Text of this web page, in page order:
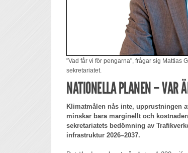
"Vad får vi för pengarna", frågar sig Mattias
sekretariatet.
NATIONELLA PLANEN – VAR
Klimatmålen nås inte, upprustningen
minskar bara marginellt och
sekretariatets bedömning av
infrastruktur 2026–2037.